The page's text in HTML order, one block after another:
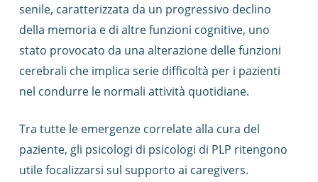
senile, caratterizzata da un progressivo declino
della memoria e di altre funzioni cognitive, uno
stato provocato da una alterazione delle funzioni
cerebrali che implica serie difficoltà per i pazienti
nel condurre le normali attività quotidiane.
Tra tutte le emergenze correlate alla cura del
paziente, gli psicologi di psicologi di PLP ritengono
utile focalizzarsi sul supporto ai caregivers.